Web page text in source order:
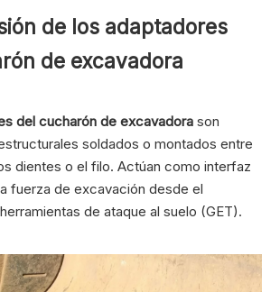
de los adaptadores
de excavadora
del cucharón de excavadora son
soldados o montados entre
dientes o el filo. Actúan como interfaz
fuerza de excavación desde el
de ataque al suelo (GET).